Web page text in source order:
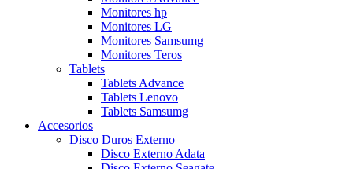
Monitores hp
Monitores LG
Monitores Samsumg
Monitores Teros
Tablets
Tablets Advance
Tablets Lenovo
Tablets Samsumg
Accesorios
Disco Duros Externo
Disco Externo Adata